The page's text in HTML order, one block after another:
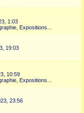
1:03
Expositions...
19:03
10:59
Expositions...
23:56